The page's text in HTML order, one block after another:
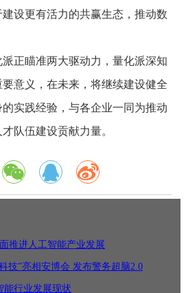
设更有活力的共赢生态，推动数
瞄准两大驱动力，量化派深知
意义，在未来，将继续建设健全
实践经验，与各企业一同为推动
队伍建设贡献力量。
推进人工智能产业发展
技”亮相安博会 发布警务超脑2.0
能行业发展现状